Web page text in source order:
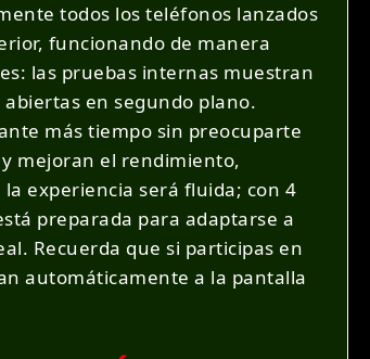
todos los teléfonos lanzados
funcionando de manera
las pruebas internas muestran
en segundo plano.
más tiempo sin preocuparte
mejoran el rendimiento,
experiencia será fluida; con 4
preparada para adaptarse a
Recuerda que si participas en
automáticamente a la pantalla